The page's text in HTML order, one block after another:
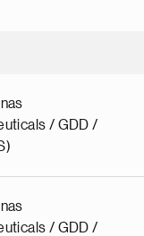
/ GDD /
/ GDD /